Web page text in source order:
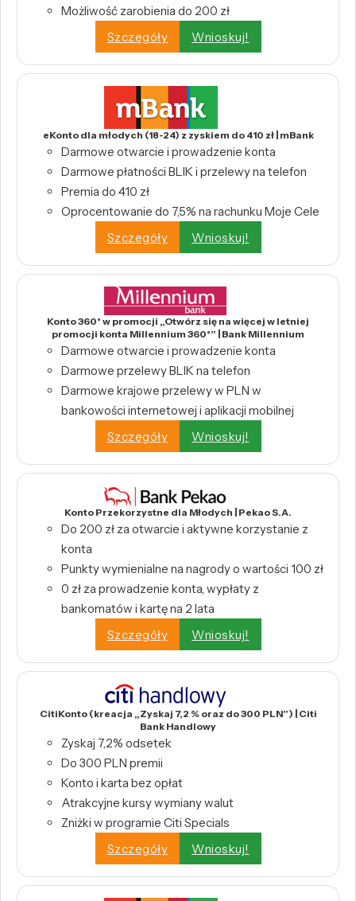
Możliwość zarobienia do 200 zł
Szczegóły
Wnioskuj!
eKonto dla młodych (18-24) z zyskiem do 410 zł | mBank
Darmowe otwarcie i prowadzenie konta
Darmowe płatności BLIK i przelewy na telefon
Premia do 410 zł
Oprocentowanie do 7,5% na rachunku Moje Cele
Szczegóły
Wnioskuj!
Konto 360° w promocji „Otwórz się na więcej w letniej
promocji konta Millennium 360°” | Bank Millennium
Darmowe otwarcie i prowadzenie konta
Darmowe przelewy BLIK na telefon
Darmowe krajowe przelewy w PLN w
bankowości internetowej i aplikacji mobilnej
Szczegóły
Wnioskuj!
Konto Przekorzystne dla Młodych | Pekao S.A.
Do 200 zł za otwarcie i aktywne korzystanie z
konta
Punkty wymienialne na nagrody o wartości 100 zł
0 zł za prowadzenie konta, wypłaty z
bankomatów i kartę na 2 lata
Szczegóły
Wnioskuj!
CitiKonto (kreacja „Zyskaj 7,2 % oraz do 300 PLN”) | Citi
Bank Handlowy
Zyskaj 7,2% odsetek
Do 300 PLN premii
Konto i karta bez opłat
Atrakcyjne kursy wymiany walut
Zniżki w programie Citi Specials
Szczegóły
Wnioskuj!